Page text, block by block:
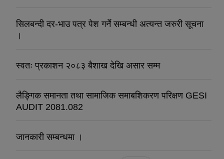
सिलबन्दी दर-भाउ पत्र पेश गर्ने सम्बन्धी अत्यन्त जरुरी सूचना
।
स्वतः प्रकाशन २०८३ बैशाख देखि असार सम्म
लैङ्गिक समानता तथा सामाजिक समाबशिकरण परिक्षण GESI
AUDIT 2081.082
जानकारी सम्बन्धमा ।